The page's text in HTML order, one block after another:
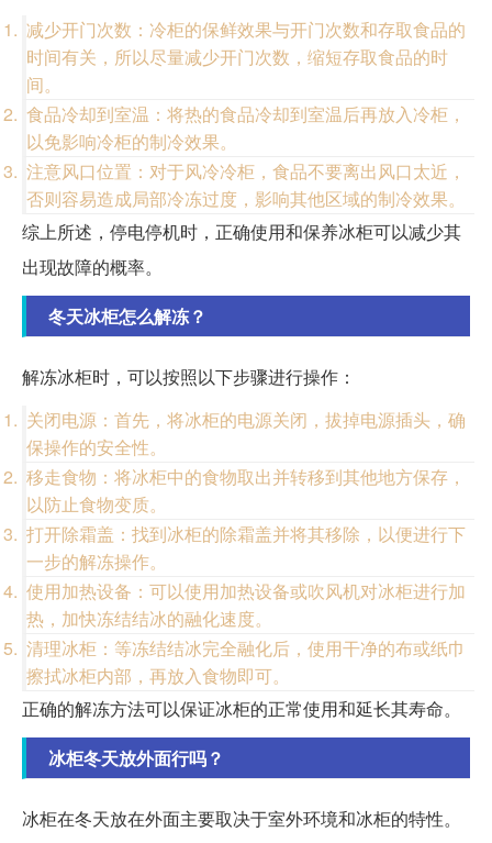
减少开门次数：冷柜的保鲜效果与开门次数和存取食品的
时间有关，所以尽量减少开门次数，缩短存取食品的时
间。
食品冷却到室温：将热的食品冷却到室温后再放入冷柜，
以免影响冷柜的制冷效果。
注意风口位置：对于风冷冷柜，食品不要离出风口太近，
否则容易造成局部冷冻过度，影响其他区域的制冷效果。
综上所述，停电停机时，正确使用和保养冰柜可以减少其
出现故障的概率。
冬天冰柜怎么解冻？
解冻冰柜时，可以按照以下步骤进行操作：
关闭电源：首先，将冰柜的电源关闭，拔掉电源插头，确
保操作的安全性。
移走食物：将冰柜中的食物取出并转移到其他地方保存，
以防止食物变质。
打开除霜盖：找到冰柜的除霜盖并将其移除，以便进行下
一步的解冻操作。
使用加热设备：可以使用加热设备或吹风机对冰柜进行加
热，加快冻结结冰的融化速度。
清理冰柜：等冻结结冰完全融化后，使用干净的布或纸巾
擦拭冰柜内部，再放入食物即可。
正确的解冻方法可以保证冰柜的正常使用和延长其寿命。
冰柜冬天放外面行吗？
冰柜在冬天放在外面主要取决于室外环境和冰柜的特性。